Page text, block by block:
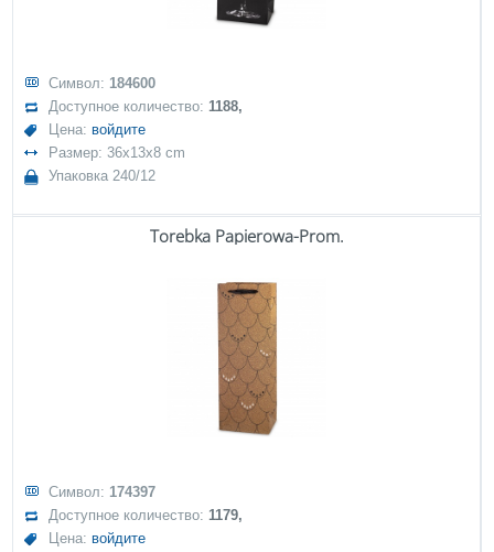
Символ: 184600
Доступное количество:1188,
Цена: войдите
Размер: 36x13x8 cm
Упаковка 240/12
Torebka Papierowa-Prom.
Символ: 174397
Доступное количество:1179,
Цена: войдите